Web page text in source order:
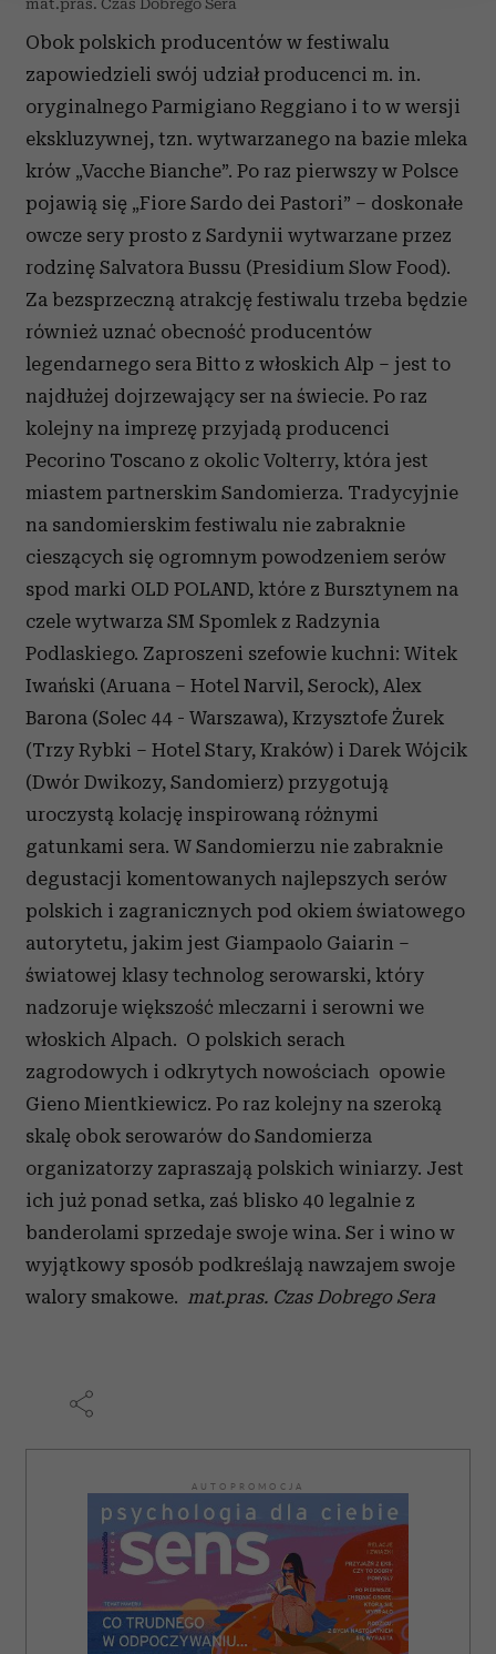
i reklam, aby oferować funkcje społecznościowe i
analizować ruch w naszej witrynie. Informacje o tym, jak
korzystasz z naszej witryny, udostępniamy partnerom
Partnerzy mogą połączyć te informacje z innymi danymi
otrzymanymi od Ciebie lub uzyskanymi podczas
korzystania z ich usług.
mat.pras. Czas Dobrego Sera
Obok polskich producentów w festiwalu
zapowiedzieli swój udział producenci m. in.
oryginalnego Parmigiano Reggiano i to w wersji
ekskluzywnej, tzn. wytwarzanego na bazie mleka
krów „Vacche Bianche”. Po raz pierwszy w Polsce
pojawią się „Fiore Sardo dei Pastori” – doskonałe
owcze sery prosto z Sardynii wytwarzane przez
rodzinę Salvatora Bussu (Presidium Slow Food).
Za bezsprzeczną atrakcję festiwalu trzeba będzie
również uznać obecność producentów
legendarnego sera Bitto z włoskich Alp – jest to
najdłużej dojrzewający ser na świecie. Po raz
kolejny na imprezę przyjadą producenci
Pecorino Toscano z okolic Volterry, która jest
miastem partnerskim Sandomierza. Tradycyjnie
na sandomierskim festiwalu nie zabraknie
cieszących się ogromnym powodzeniem serów
spod marki OLD POLAND, które z Bursztynem na
czele wytwarza SM Spomlek z Radzynia
Podlaskiego. Zaproszeni szefowie kuchni: Witek
Iwański (Aruana – Hotel Narvil, Serock), Alex
Barona (Solec 44 - Warszawa), Krzysztofe Żurek
(Trzy Rybki – Hotel Stary, Kraków) i Darek Wójcik
(Dwór Dwikozy, Sandomierz) przygotują
uroczystą kolację inspirowaną różnymi
gatunkami sera. W Sandomierzu nie zabraknie
degustacji komentowanych najlepszych serów
polskich i zagranicznych pod okiem światowego
autorytetu, jakim jest Giampaolo Gaiarin –
światowej klasy technolog serowarski, który
nadzoruje większość mleczarni i serowni we
włoskich Alpach. O polskich serach
zagrodowych i odkrytych nowościach opowie
Gieno Mientkiewicz. Po raz kolejny na szeroką
skalę obok serowarów do Sandomierza
organizatorzy zapraszają polskich winiarzy. Jest
ich już ponad setka, zaś blisko 40 legalnie z
banderolami sprzedaje swoje wina. Ser i wino w
wyjątkowy sposób podkreślają nawzajem swoje
walory smakowe. mat.pras. Czas Dobrego Sera
AUTOPROMOCJA